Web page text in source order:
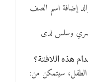
إضافة اسم الصف
بصري وسلس لدى
هذه اللافتة؟
سيتمكن من: